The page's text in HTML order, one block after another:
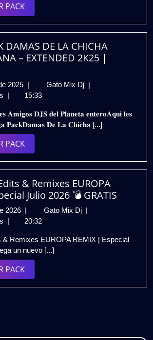
🔥
Gratis
PACKDESCARGAR
PACK
DAMAS DE LA CHICHA
– EXTENDED 2K25 |
2025 10
de
de
2025
| Gato Mix Dj MEGA
DE
LA
EXTENDED
2K25
|
|
| 15:33
𝐀𝐦𝐢𝐠𝐨𝐬 𝐃𝐉𝐒 𝐝𝐞𝐥 𝐏𝐥𝐚𝐧𝐞𝐭𝐚 𝐞𝐧𝐭𝐞𝐫𝐨𝐀𝐪𝐮𝐢 𝐥𝐞𝐬
𝐏𝐚𝐜𝐤𝐃𝐚𝐦𝐚𝐬 𝐃𝐞 𝐋𝐚 𝐂𝐡𝐢𝐜𝐡𝐚 [...]
PACKDESCARGAR
PACK
& Remixes EUROPA
Julio 2026 💣 GRATIS
2026 27
de
de
2026
| Gato Mix Dj 🔥
&
GRATIS
|
| 20:32
& Remixes EUROPA REMIX | Especial
un nuevo [...]
PACKDESCARGAR
PACK